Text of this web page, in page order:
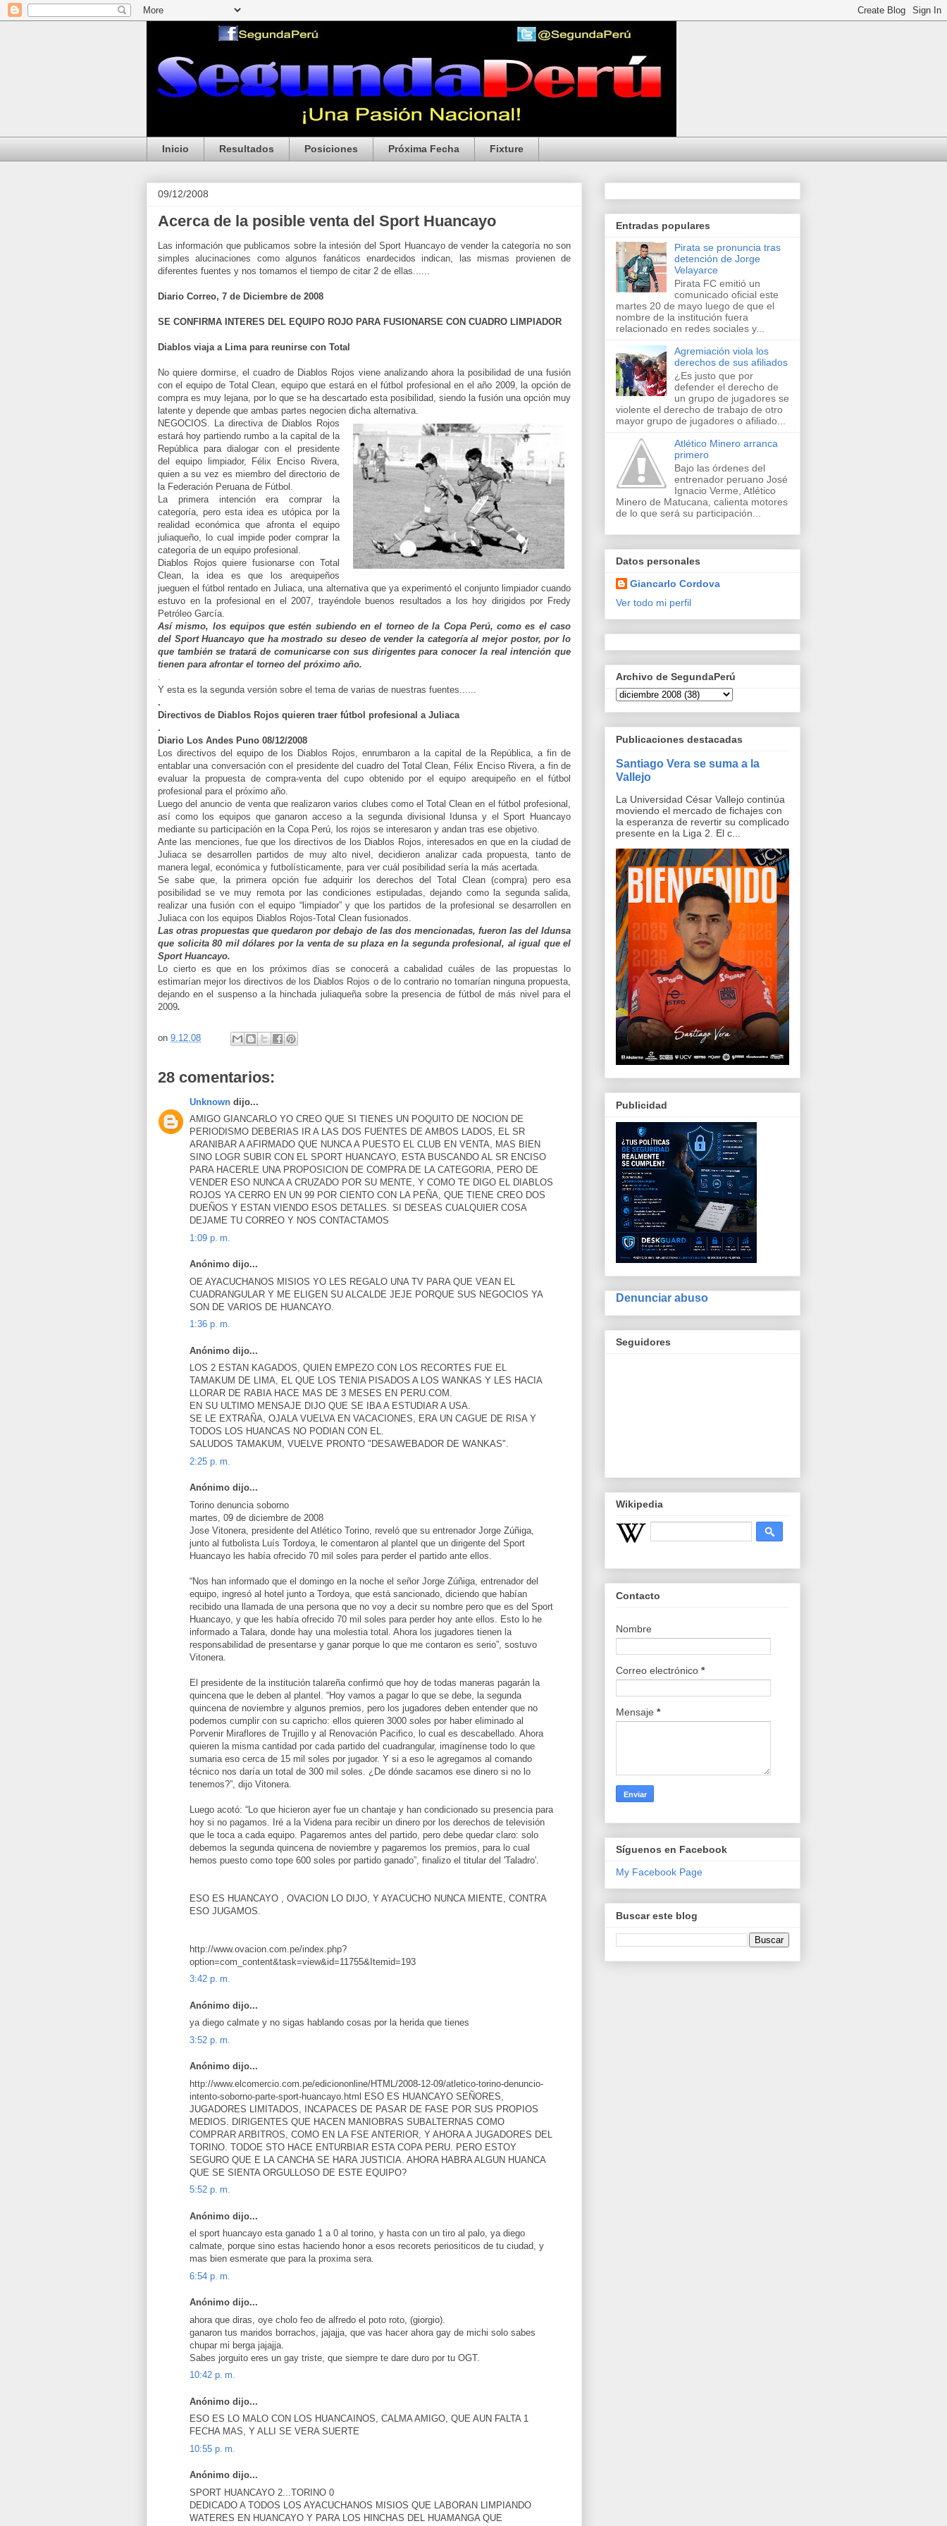
Inicio Resultados Posiciones Próxima Fecha Fixture
09/12/2008
Acerca de la posible venta del Sport Huancayo
Las información que publicamos sobre la intesión del Sport Huancayo de vender la categoría no son
simples alucinaciones como algunos fanáticos enardecidos indican, las mismas provienen de
diferentes fuentes y nos tomamos el tiempo de citar 2 de ellas......
Diario Correo, 7 de Diciembre de 2008
SE CONFIRMA INTERES DEL EQUIPO ROJO PARA FUSIONARSE CON CUADRO LIMPIADOR
Diablos viaja a Lima para reunirse con Total
No quiere dormirse, el cuadro de Diablos Rojos viene analizando ahora la posibilidad de una fusión
con el equipo de Total Clean, equipo que estará en el fútbol profesional en el año 2009, la opción de
compra es muy lejana, por lo que se ha descartado esta posibilidad, siendo la fusión una opción muy
latente y depende que ambas partes negocien dicha alternativa.
NEGOCIOS. La directiva de Diablos Rojos
estará hoy partiendo rumbo a la capital de la
República para dialogar con el presidente
del equipo limpiador, Félix Enciso Rivera,
quien a su vez es miembro del directorio de
la Federación Peruana de Fútbol.
La primera intención era comprar la
categoría, pero esta idea es utópica por la
realidad económica que afronta el equipo
juliaqueño, lo cual impide poder comprar la
categoría de un equipo profesional.
Diablos Rojos quiere fusionarse con Total
Clean, la idea es que los arequipeños
jueguen el fútbol rentado en Juliaca, una alternativa que ya experimentó el conjunto limpiador cuando
estuvo en la profesional en el 2007, trayéndole buenos resultados a los hoy dirigidos por Fredy
Petróleo García.
Así mismo, los equipos que estén subiendo en el torneo de la Copa Perú, como es el caso
del Sport Huancayo que ha mostrado su deseo de vender la categoría al mejor postor, por lo
que también se tratará de comunicarse con sus dirigentes para conocer la real intención que
tienen para afrontar el torneo del próximo año.
Y esta es la segunda versión sobre el tema de varias de nuestras fuentes......
.
Directivos de Diablos Rojos quieren traer fútbol profesional a Juliaca
.
Diario Los Andes Puno 08/12/2008
Los directivos del equipo de los Diablos Rojos, enrumbaron a la capital de la República, a fin de
entablar una conversación con el presidente del cuadro del Total Clean, Félix Enciso Rivera, a fin de
evaluar la propuesta de compra-venta del cupo obtenido por el equipo arequipeño en el fútbol
profesional para el próximo año.
Luego del anuncio de venta que realizaron varios clubes como el Total Clean en el fútbol profesional,
así como los equipos que ganaron acceso a la segunda divisional Idunsa y el Sport Huancayo
mediante su participación en la Copa Perú, los rojos se interesaron y andan tras ese objetivo.
Ante las menciones, fue que los directivos de los Diablos Rojos, interesados en que en la ciudad de
Juliaca se desarrollen partidos de muy alto nivel, decidieron analizar cada propuesta, tanto de
manera legal, económica y futbolísticamente, para ver cuál posibilidad sería la más acertada.
Se sabe que, la primera opción fue adquirir los derechos del Total Clean (compra) pero esa
posibilidad se ve muy remota por las condiciones estipuladas, dejando como la segunda salida,
realizar una fusión con el equipo “limpiador” y que los partidos de la profesional se desarrollen en
Juliaca con los equipos Diablos Rojos-Total Clean fusionados.
Las otras propuestas que quedaron por debajo de las dos mencionadas, fueron las del Idunsa
que solicita 80 mil dólares por la venta de su plaza en la segunda profesional, al igual que el
Sport Huancayo.
Lo cierto es que en los próximos días se conocerá a cabalidad cuáles de las propuestas lo
estimarían mejor los directivos de los Diablos Rojos o de lo contrario no tomarían ninguna propuesta,
dejando en el suspenso a la hinchada juliaqueña sobre la presencia de fútbol de más nivel para el
2009.
on 9.12.08
28 comentarios:
Unknown dijo...
AMIGO GIANCARLO YO CREO QUE SI TIENES UN POQUITO DE NOCION DE
PERIODISMO DEBERIAS IR A LAS DOS FUENTES DE AMBOS LADOS, EL SR
ARANIBAR A AFIRMADO QUE NUNCA A PUESTO EL CLUB EN VENTA, MAS BIEN
SINO LOGR SUBIR CON EL SPORT HUANCAYO, ESTA BUSCANDO AL SR ENCISO
PARA HACERLE UNA PROPOSICION DE COMPRA DE LA CATEGORIA, PERO DE
VENDER ESO NUNCA A CRUZADO POR SU MENTE, Y COMO TE DIGO EL DIABLOS
ROJOS YA CERRO EN UN 99 POR CIENTO CON LA PEÑA, QUE TIENE CREO DOS
DUEÑOS Y ESTAN VIENDO ESOS DETALLES. SI DESEAS CUALQUIER COSA
DEJAME TU CORREO Y NOS CONTACTAMOS
1:09 p. m.
Anónimo dijo...
OE AYACUCHANOS MISIOS YO LES REGALO UNA TV PARA QUE VEAN EL
CUADRANGULAR Y ME ELIGEN SU ALCALDE JEJE PORQUE SUS NEGOCIOS YA
SON DE VARIOS DE HUANCAYO.
1:36 p. m.
Anónimo dijo...
LOS 2 ESTAN KAGADOS, QUIEN EMPEZO CON LOS RECORTES FUE EL
TAMAKUM DE LIMA, EL QUE LOS TENIA PISADOS A LOS WANKAS Y LES HACIA
LLORAR DE RABIA HACE MAS DE 3 MESES EN PERU.COM.
EN SU ULTIMO MENSAJE DIJO QUE SE IBA A ESTUDIAR A USA.
SE LE EXTRAÑA, OJALA VUELVA EN VACACIONES, ERA UN CAGUE DE RISA Y
TODOS LOS HUANCAS NO PODIAN CON EL.
SALUDOS TAMAKUM, VUELVE PRONTO "DESAWEBADOR DE WANKAS".
2:25 p. m.
Anónimo dijo...
Torino denuncia soborno
martes, 09 de diciembre de 2008
Jose Vitonera, presidente del Atlético Torino, reveló que su entrenador Jorge Zúñiga,
junto al futbolista Luís Tordoya, le comentaron al plantel que un dirigente del Sport
Huancayo les había ofrecido 70 mil soles para perder el partido ante ellos.
“Nos han informado que el domingo en la noche el señor Jorge Zúñiga, entrenador del
equipo, ingresó al hotel junto a Tordoya, que está sancionado, diciendo que habían
recibido una llamada de una persona que no voy a decir su nombre pero que es del Sport
Huancayo, y que les había ofrecido 70 mil soles para perder hoy ante ellos. Esto lo he
informado a Talara, donde hay una molestia total. Ahora los jugadores tienen la
responsabilidad de presentarse y ganar porque lo que me contaron es serio”, sostuvo
Vitonera.
El presidente de la institución talareña confirmó que hoy de todas maneras pagarán la
quincena que le deben al plantel. “Hoy vamos a pagar lo que se debe, la segunda
quincena de noviembre y algunos premios, pero los jugadores deben entender que no
podemos cumplir con su capricho: ellos quieren 3000 soles por haber eliminado al
Porvenir Miraflores de Trujillo y al Renovación Pacifico, lo cual es descabellado. Ahora
quieren la misma cantidad por cada partido del cuadrangular, imagínense todo lo que
sumaria eso cerca de 15 mil soles por jugador. Y si a eso le agregamos al comando
técnico nos daría un total de 300 mil soles. ¿De dónde sacamos ese dinero si no lo
tenemos?”, dijo Vitonera.
Luego acotó: “Lo que hicieron ayer fue un chantaje y han condicionado su presencia para
hoy si no pagamos. Iré a la Videna para recibir un dinero por los derechos de televisión
que le toca a cada equipo. Pagaremos antes del partido, pero debe quedar claro: solo
debemos la segunda quincena de noviembre y pagaremos los premios, para lo cual
hemos puesto como tope 600 soles por partido ganado”, finalizo el titular del 'Taladro'.
ESO ES HUANCAYO , OVACION LO DIJO, Y AYACUCHO NUNCA MIENTE, CONTRA
ESO JUGAMOS.
http://www.ovacion.com.pe/index.php?
option=com_content&task=view&id=11755&Itemid=193
3:42 p. m.
Anónimo dijo...
ya diego calmate y no sigas hablando cosas por la herida que tienes
3:52 p. m.
Anónimo dijo...
http://www.elcomercio.com.pe/ediciononline/HTML/2008-12-09/atletico-torino-denuncio-
intento-soborno-parte-sport-huancayo.html ESO ES HUANCAYO SEÑORES,
JUGADORES LIMITADOS, INCAPACES DE PASAR DE FASE POR SUS PROPIOS
MEDIOS. DIRIGENTES QUE HACEN MANIOBRAS SUBALTERNAS COMO
COMPRAR ARBITROS, COMO EN LA FSE ANTERIOR, Y AHORA A JUGADORES DEL
TORINO. TODOE STO HACE ENTURBIAR ESTA COPA PERU. PERO ESTOY
SEGURO QUE E LA CANCHA SE HARA JUSTICIA. AHORA HABRA ALGUN HUANCA
QUE SE SIENTA ORGULLOSO DE ESTE EQUIPO?
5:52 p. m.
Anónimo dijo...
el sport huancayo esta ganado 1 a 0 al torino, y hasta con un tiro al palo, ya diego
calmate, porque sino estas haciendo honor a esos recorets periositicos de tu ciudad, y
mas bien esmerate que para la proxima sera.
6:54 p. m.
Anónimo dijo...
ahora que diras, oye cholo feo de alfredo el poto roto, (giorgio).
ganaron tus maridos borrachos, jajajja, que vas hacer ahora gay de michi solo sabes
chupar mi berga jajajja.
Sabes jorguito eres un gay triste, que siempre te dare duro por tu OGT.
10:42 p. m.
Anónimo dijo...
ESO ES LO MALO CON LOS HUANCAINOS, CALMA AMIGO, QUE AUN FALTA 1
FECHA MAS, Y ALLI SE VERA SUERTE
10:55 p. m.
Anónimo dijo...
SPORT HUANCAYO 2...TORINO 0
DEDICADO A TODOS LOS AYACUCHANOS MISIOS QUE LABORAN LIMPIANDO
WATERES EN HUANCAYO Y PARA LOS HINCHAS DEL HUAMANGA QUE
Entradas populares
Pirata se pronuncia tras
detención de Jorge
Velayarce
Pirata FC emitió un
comunicado oficial este
martes 20 de mayo luego de que el
nombre de la institución fuera
relacionado en redes sociales y...
Agremiación viola los
derechos de sus afiliados
¿Es justo que por
defender el derecho de
un grupo de jugadores se
violente el derecho de trabajo de otro
mayor grupo de jugadores o afiliado...
Atlético Minero arranca
primero
Bajo las órdenes del
entrenador peruano José
Ignacio Verme, Atlético
Minero de Matucana, calienta motores
de lo que será su participación...
Datos personales
Giancarlo Cordova
Ver todo mi perfil
Archivo de SegundaPerú
Publicaciones destacadas
Santiago Vera se suma a la
Vallejo
La Universidad César Vallejo continúa
moviendo el mercado de fichajes con
la esperanza de revertir su complicado
presente en la Liga 2. El c...
Publicidad
Denunciar abuso
Seguidores
Wikipedia
Contacto
Nombre
Correo electrónico *
Mensaje *
Síguenos en Facebook
My Facebook Page
Buscar este blog